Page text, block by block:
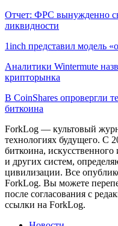
Отчет: ФРС вынужденно
ликвидности
1inch представил модель
Аналитики Wintermute
крипторынка
В CoinShares опровергли
биткоина
ForkLog — культовый
технологиях будущего. С
биткоина,
и других систем,
цивилизации. Все
ForkLog. Вы можете
после согласования с
ссылки на ForkLog.